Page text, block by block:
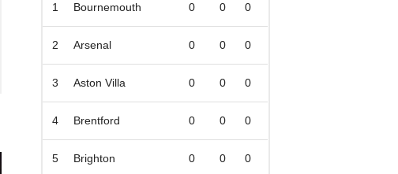
1 Bournemouth 0 0 0
2 Arsenal 0 0 0
3 Aston Villa 0 0 0
4 Brentford 0 0 0
5 Brighton 0 0 0